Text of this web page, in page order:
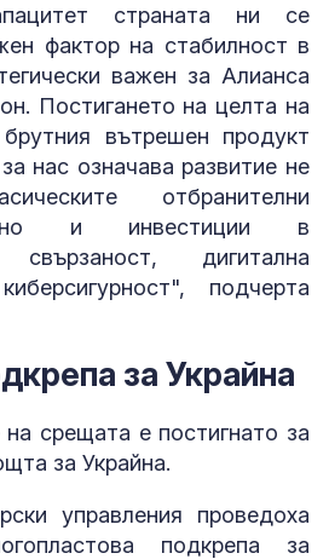
страната ни се
фактор на стабилност в
важен за Алианса
Постигането на целта на
вътрешен продукт
нас означава развитие не
отбранителни
но и инвестиции в
свързаност, дигитална
подчерта
за Украйна
срещата е постигнато за
за Украйна.
управления проведоха
подкрепа за